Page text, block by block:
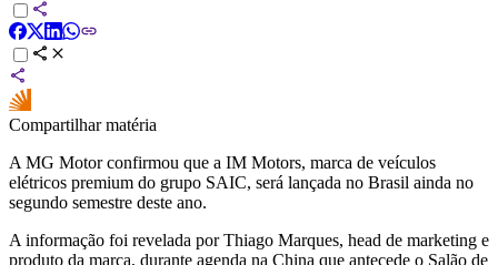
Compartilhar matéria
A MG Motor confirmou que a IM Motors, marca de veículos
elétricos premium do grupo SAIC, será lançada no Brasil ainda no
segundo semestre deste ano.
A informação foi revelada por Thiago Marques, head de marketing e
produto da marca, durante agenda na China que antecede o Salão de